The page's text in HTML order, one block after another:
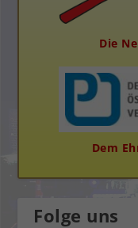
Die
Dem
Folge uns